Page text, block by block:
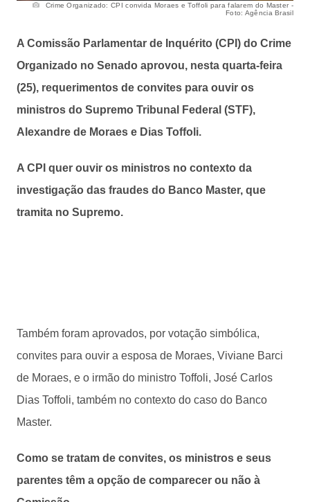
Crime Organizado: CPI convida Moraes e Toffoli para falarem do Master -
Foto: Agência Brasil
A Comissão Parlamentar de Inquérito (CPI) do Crime
Organizado no Senado aprovou, nesta quarta-feira
(25), requerimentos de convites para ouvir os
ministros do Supremo Tribunal Federal (STF),
Alexandre de Moraes e Dias Toffoli.
A CPI quer ouvir os ministros no contexto da
investigação das fraudes do Banco Master, que
tramita no Supremo.
Também foram aprovados, por votação simbólica,
convites para ouvir a esposa de Moraes, Viviane Barci
de Moraes, e o irmão do ministro Toffoli, José Carlos
Dias Toffoli, também no contexto do caso do Banco
Master.
Como se tratam de convites, os ministros e seus
parentes têm a opção de comparecer ou não à